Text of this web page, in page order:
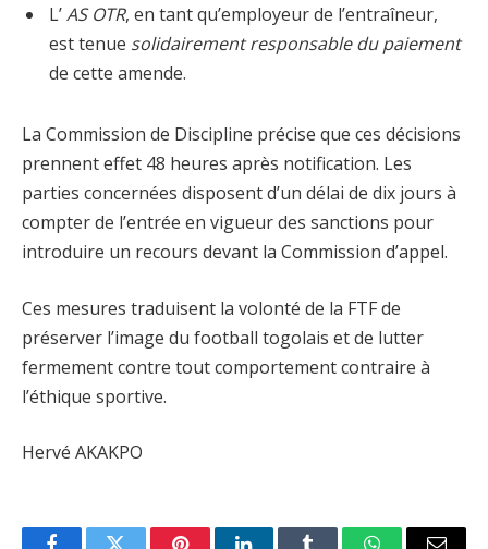
L’AS OTR, en tant qu’employeur de l’entraîneur,
est tenue solidairement responsable du paiement
de cette amende.
La Commission de Discipline précise que ces décisions
prennent effet 48 heures après notification. Les
parties concernées disposent d’un délai de dix jours à
compter de l’entrée en vigueur des sanctions pour
introduire un recours devant la Commission d’appel.
Ces mesures traduisent la volonté de la FTF de
préserver l’image du football togolais et de lutter
fermement contre tout comportement contraire à
l’éthique sportive.
Hervé AKAKPO